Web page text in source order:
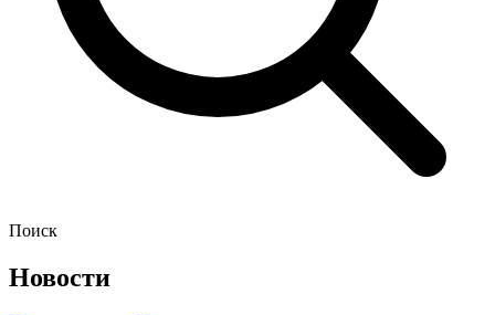
Поиск
Новости